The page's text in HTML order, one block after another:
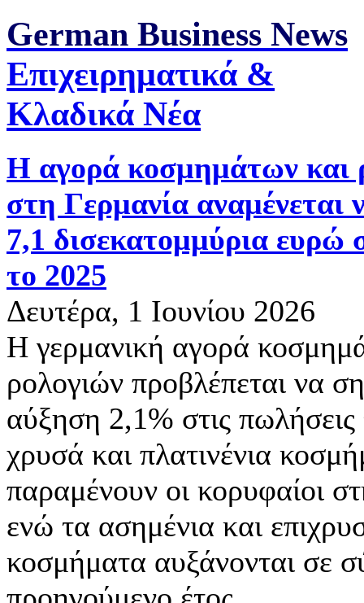
German Business News
Επιχειρηματικά &
Κλαδικά Νέα
Η αγορά κοσμημάτων και
στη Γερμανία αναμένεται
7,1 δισεκατομμύρια ευρώ
το 2025
Δευτέρα, 1 Ιουνίου 2026
Η γερμανική αγορά
ρολογιών προβλέπεται να
αύξηση 2,1% στις
χρυσά και πλατινένια
παραμένουν οι κορυφαίοι
ενώ τα ασημένια και
κοσμήματα αυξάνονται σε